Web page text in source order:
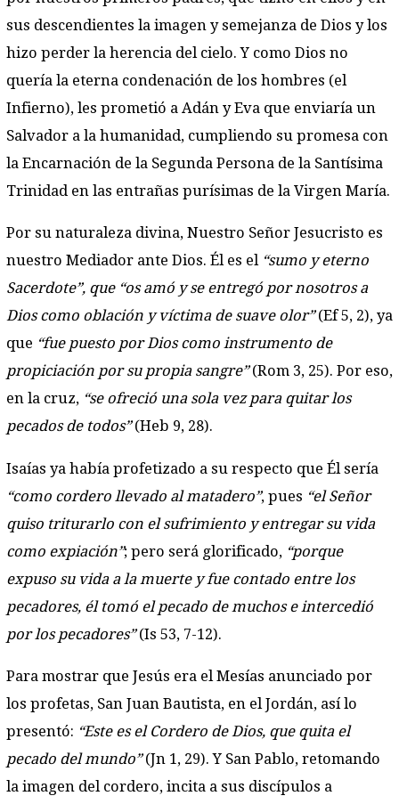
sus descendientes la imagen y semejanza de Dios y los
hizo perder la herencia del cielo. Y como Dios no
quería la eterna condenación de los hombres (el
Infierno), les prometió a Adán y Eva que enviaría un
Salvador a la humanidad, cumpliendo su promesa con
la Encarnación de la Segunda Persona de la Santísima
Trinidad en las entrañas purísimas de la Virgen María.
Por su naturaleza divina, Nuestro Señor Jesucristo es
nuestro Mediador ante Dios. Él es el “sumo y eterno
Sacerdote”, que “os amó y se entregó por nosotros a
Dios como oblación y víctima de suave olor”(Ef 5, 2), ya
que “fue puesto por Dios como instrumento de
propiciación por su propia sangre”(Rom 3, 25). Por eso,
en la cruz, “se ofreció una sola vez para quitar los
pecados de todos”(Heb 9, 28).
Isaías ya había profetizado a su respecto que Él sería
“como cordero llevado al matadero”, pues “el Señor
quiso triturarlo con el sufrimiento y entregar su vida
como expiación”; pero será glorificado, “porque
expuso su vida a la muerte y fue contado entre los
pecadores, él tomó el pecado de muchos e intercedió
por los pecadores”(Is 53, 7-12).
Para mostrar que Jesús era el Mesías anunciado por
los profetas, San Juan Bautista, en el Jordán, así lo
presentó: “Este es el Cordero de Dios, que quita el
pecado del mundo”(Jn 1, 29). Y San Pablo, retomando
la imagen del cordero, incita a sus discípulos a